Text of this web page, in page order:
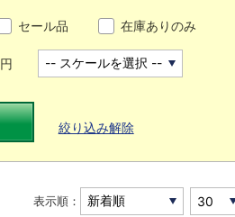
セール品 在庫ありのみ
円
絞り込み解除
表示順：